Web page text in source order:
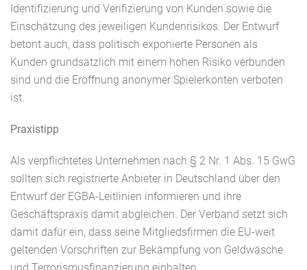
Identifizierung und Verifizierung von Kunden sowie die
Einschätzung des jeweiligen Kundenrisikos. Der Entwurf
betont auch, dass politisch exponierte Personen als
Kunden grundsätzlich mit einem hohen Risiko verbunden
sind und die Eröffnung anonymer Spielerkonten verboten
ist.
Praxistipp
Als verpflichtetes Unternehmen nach § 2 Nr. 1 Abs. 15 GwG
sollten sich registrierte Anbieter in Deutschland über den
Entwurf der EGBA-Leitlinien informieren und ihre
Geschäftspraxis damit abgleichen. Der Verband setzt sich
damit dafür ein, dass seine Mitgliedsfirmen die EU-weit
geltenden Vorschriften zur Bekämpfung von Geldwäsche
und Terrorismusfinanzierung einhalten.